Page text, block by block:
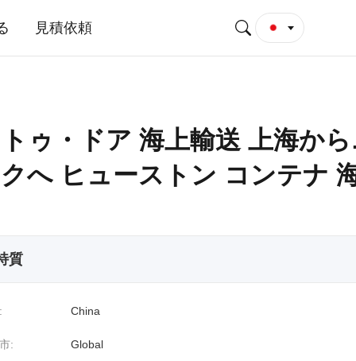
見積依頼
ゥ・ドア 海上輸送 上海か
へ ヒューストン コンテナ
質
China
: Global